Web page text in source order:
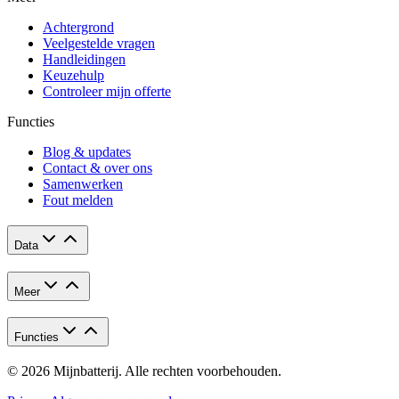
Achtergrond
Veelgestelde vragen
Handleidingen
Keuzehulp
Controleer mijn offerte
Functies
Blog & updates
Contact & over ons
Samenwerken
Fout melden
Data
Meer
Functies
© 2026 Mijnbatterij. Alle rechten voorbehouden.